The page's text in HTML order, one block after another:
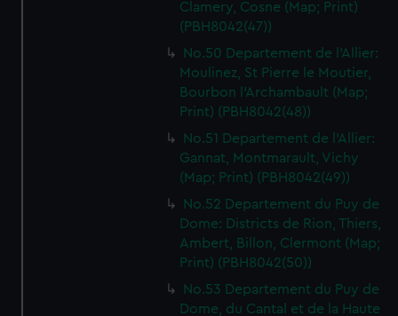
Clamery, Cosne (Map; Print)
(PBH8042(47))
No.50 Departement de l'Allier:
Moulinez, St Pierre le Moutier,
Bourbon l'Archambault (Map;
Print) (PBH8042(48))
No.51 Departement de l'Allier:
Gannat, Montmarault, Vichy
(Map; Print) (PBH8042(49))
No.52 Departement du Puy de
Dome: Districts de Rion, Thiers,
Ambert, Billon, Clermont (Map;
Print) (PBH8042(50))
No.53 Departement du Puy de
Dome, du Cantal et de la Haute